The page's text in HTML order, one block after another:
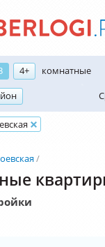
4+
комнатные